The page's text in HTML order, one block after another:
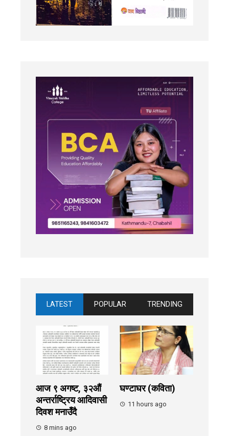
LATEST POPULAR TRENDING
आज ९ अगष्ट, ३२औं
अन्तर्राष्ट्रिय आदिवासी
दिवश मनाउँदै
8 mins ago
घण्टाघर (कविता)
11 hours ago